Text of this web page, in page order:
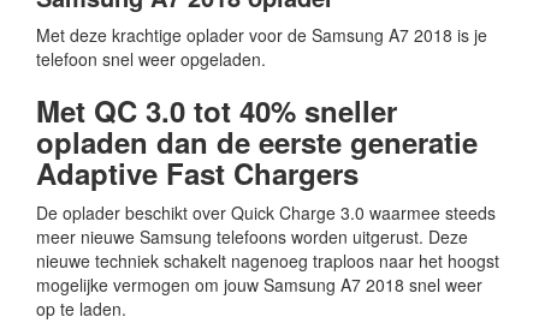
Met deze krachtige oplader voor de Samsung A7 2018 is je
telefoon snel weer opgeladen.
Met QC 3.0 tot 40% sneller
opladen dan de eerste generatie
Adaptive Fast Chargers
De oplader beschikt over Quick Charge 3.0 waarmee steeds
meer nieuwe Samsung telefoons worden uitgerust. Deze
nieuwe techniek schakelt nagenoeg traploos naar het hoogst
mogelijke vermogen om jouw Samsung A7 2018 snel weer
op te laden.